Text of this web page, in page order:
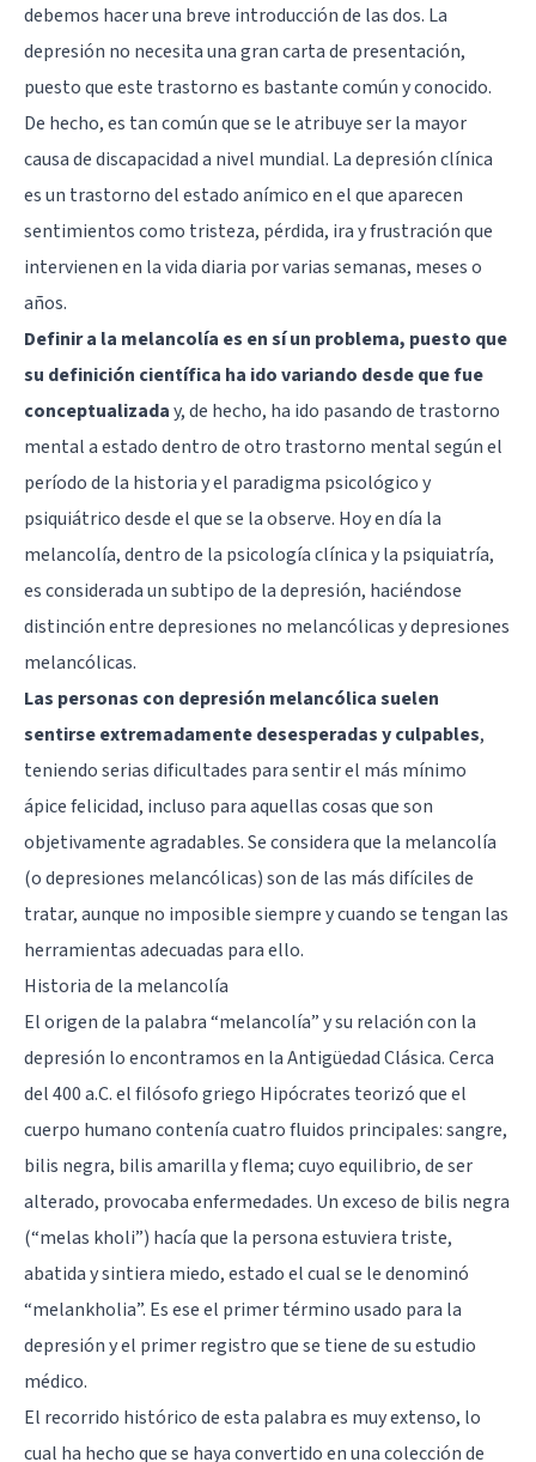
debemos hacer una breve introducción de las dos. La
depresión no necesita una gran carta de presentación,
puesto que este trastorno es bastante común y conocido.
De hecho, es tan común que se le atribuye ser la mayor
causa de discapacidad a nivel mundial. La depresión clínica
es un trastorno del estado anímico en el que aparecen
sentimientos como tristeza, pérdida, ira y frustración que
intervienen en la vida diaria por varias semanas, meses o
años.
Definir a la melancolía es en sí un problema, puesto que
su definición científica ha ido variando desde que fue
conceptualizaday, de hecho, ha ido pasando de trastorno
mental a estado dentro de otro trastorno mental según el
período de la historia y el paradigma psicológico y
psiquiátrico desde el que se la observe. Hoy en día la
melancolía, dentro de la psicología clínica y la psiquiatría,
es considerada un subtipo de la depresión, haciéndose
distinción entre depresiones no melancólicas y depresiones
melancólicas.
Las personas con depresión melancólica suelen
sentirse extremadamente desesperadas y culpables,
teniendo serias dificultades para sentir el más mínimo
ápice felicidad, incluso para aquellas cosas que son
objetivamente agradables. Se considera que la melancolía
(o depresiones melancólicas) son de las más difíciles de
tratar, aunque no imposible siempre y cuando se tengan las
herramientas adecuadas para ello.
Historia de la melancolía
El origen de la palabra “melancolía” y su relación con la
depresión lo encontramos en la Antigüedad Clásica. Cerca
del 400 a.C. el filósofo griego Hipócrates teorizó que el
cuerpo humano contenía cuatro fluidos principales: sangre,
bilis negra, bilis amarilla y flema; cuyo equilibrio, de ser
alterado, provocaba enfermedades. Un exceso de bilis negra
(“melas kholi”) hacía que la persona estuviera triste,
abatida y sintiera miedo, estado el cual se le denominó
“melankholia”. Es ese el primer término usado para la
depresión y el primer registro que se tiene de su estudio
médico.
El recorrido histórico de esta palabra es muy extenso, lo
cual ha hecho que se haya convertido en una colección de